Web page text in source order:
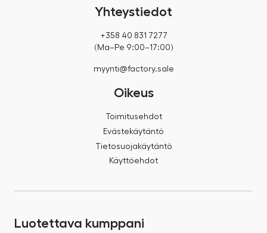
Yhteystiedot
+358 40 831 7277
(Ma–Pe 9:00–17:00)
myynti@factory.sale
Oikeus
Toimitusehdot
Evästekäytäntö
Tietosuojakäytäntö
Käyttöehdot
Luotettava kumppani